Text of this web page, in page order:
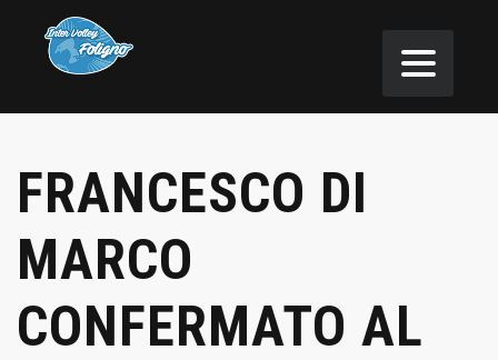
FRANCESCO DI
MARCO
CONFERMATO AL